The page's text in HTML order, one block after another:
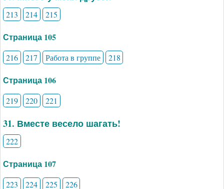
213 214 215
Страница 105
216 217 Работа в группе 218
Страница 106
219 220 221
31. Вместе весело шагать!
222
Страница 107
223 224 225 226